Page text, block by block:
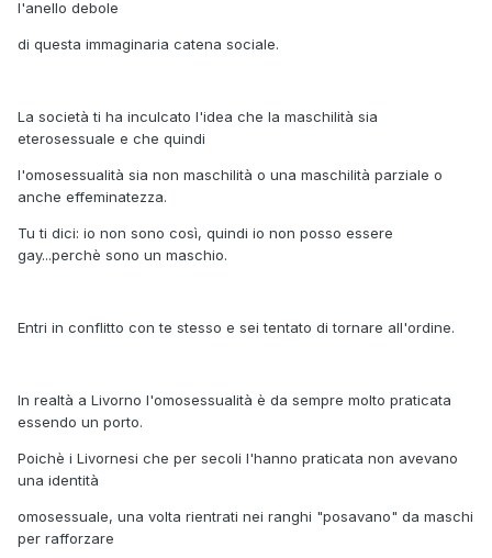
l'anello debole
di questa immaginaria catena sociale.
La società ti ha inculcato l'idea che la maschilità sia
eterosessuale e che quindi
l'omosessualità sia non maschilità o una maschilità parziale o
anche effeminatezza.
Tu ti dici: io non sono così, quindi io non posso essere
gay...perchè sono un maschio.
Entri in conflitto con te stesso e sei tentato di tornare all'ordine.
In realtà a Livorno l'omosessualità è da sempre molto praticata
essendo un porto.
Poichè i Livornesi che per secoli l'hanno praticata non avevano
una identità
omosessuale, una volta rientrati nei ranghi "posavano" da maschi
per rafforzare